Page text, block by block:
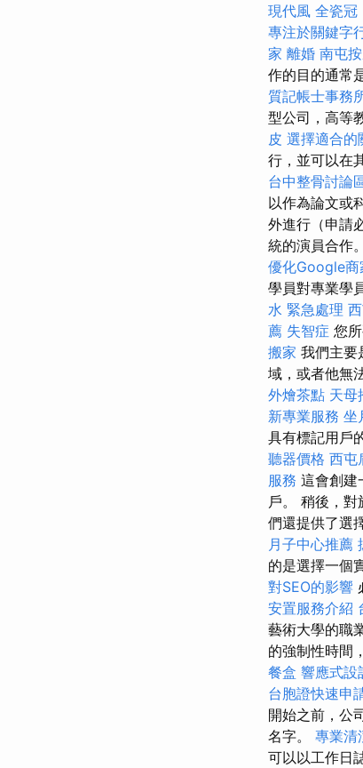
現代風 全瓷冠
專注於關鍵字
家 離婚 南屯
作的目的通常
質記帳士事務
型公司，高等
皮 選擇適合的
行，並可以在
台中整骨討論
以作為論文或
外進行（申請
統的演員合作。
優化Google商
學員對專業學
水 緊急處理
薦 失智症 您
搬家 我們主要
域，或者他無
外燴茶點 天母
新專業服務 坐
具有標記用戶
聽器價格 西屯
服務 這會創建
戶。 稍後，對
們還提供了選
月子中心推薦
的是選擇一個
對SEO的影響
安置服務介紹
藝術大學的職
的強制性時間
餐盒 響應式設
台胞證快速申
開始之前，公
名字。 專業清
可以以工作日